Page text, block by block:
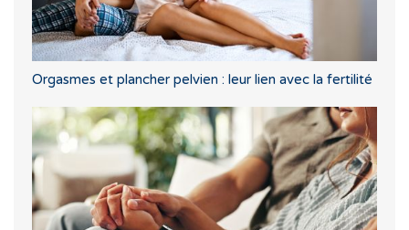
Orgasmes et plancher pelvien : leur lien avec la fertilité